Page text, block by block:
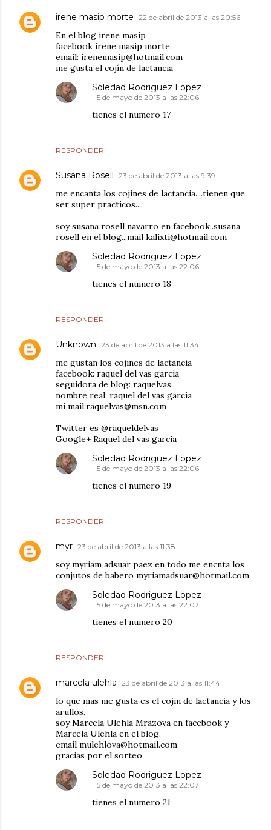
irene masip morte 22 de abril de 2013 a las 20:56
En el blog irene masip
facebook irene masip morte
email: irenemasip@hotmail.com
me gusta el cojín de lactancia
RESPONDER
Soledad Rodriguez Lopez
5 de mayo de 2013 a las 22:06
tienes el numero 17
Susana Rosell 23 de abril de 2013 a las 9:39
me encanta los cojines de lactancia....tienen que
ser super practicos....
soy susana rosell navarro en facebook..susana
rosell en el blog...mail kalixti@hotmail.com
RESPONDER
Soledad Rodriguez Lopez
5 de mayo de 2013 a las 22:06
tienes el numero 18
Unknown 23 de abril de 2013 a las 11:34
me gustan los cojines de lactancia
facebook: raquel del vas garcia
seguidora de blog: raquelvas
nombre real: raquel del vas garcia
mi mail:raquelvas@msn.com
Twitter es @raqueldelvas
Google+ Raquel del vas garcia
RESPONDER
Soledad Rodriguez Lopez
5 de mayo de 2013 a las 22:06
tienes el numero 19
myr 23 de abril de 2013 a las 11:38
soy myriam adsuar paez en todo me encnta los
conjutos de babero myriamadsuar@hotmail.com
RESPONDER
Soledad Rodriguez Lopez
5 de mayo de 2013 a las 22:07
tienes el numero 20
marcela ulehla 23 de abril de 2013 a las 11:44
lo que mas me gusta es el cojin de lactancia y los
arullos.
soy Marcela Ulehla Mrazova en facebook y
Marcela Ulehla en el blog.
email mulehlova@hotmail.com
gracias por el sorteo
Soledad Rodriguez Lopez
5 de mayo de 2013 a las 22:07
tienes el numero 21